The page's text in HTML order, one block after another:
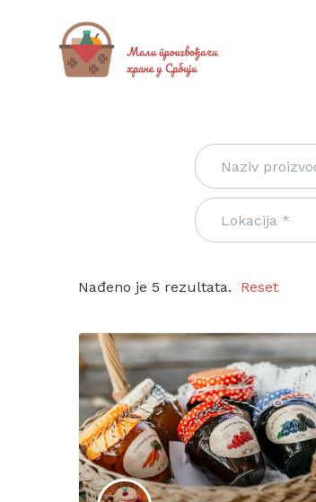
Reset
Nađeno je 5 rezultata.